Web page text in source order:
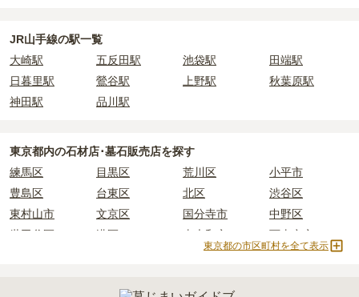
正確な費用は、区画や石材の選び方によって大きく変わるため、見
積もりを取るまで確定しません。
現地見学では、担当者に「提示金額以外にかかる費用はないか」を
内を取り寄せることができます。
寺院墓地
1人用区画あり
JR山手線の駅一覧
大崎駅
五反田駅 池袋駅
田端駅
日暮里駅
鶯谷駅 上野駅
秋葉原駅
神田駅
品川駅
東京都内の石材店･墓石販売店を探す
練馬区
目黒区 荒川区
小平市
豊島区
台東区 北区
渋谷区
東村山市
文京区 国分寺市
中野区
世田谷区
港区 東大和市
西東京市
東京都の市区町村を全て表示